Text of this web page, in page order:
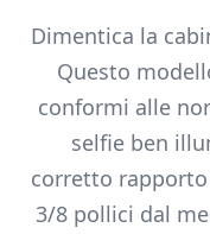
Dimentica la
Questo
conformi alle
selfie ben
corretto
3/8 pollici dal